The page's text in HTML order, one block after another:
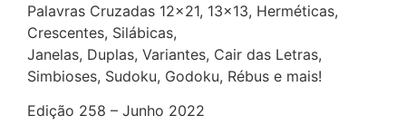
Palavras Cruzadas 12×21, 13×13, Herméticas,
Crescentes, Silábicas,
Janelas, Duplas, Variantes, Cair das Letras,
Simbioses, Sudoku, Godoku, Rébus e mais!
Edição 258 – Junho 2022